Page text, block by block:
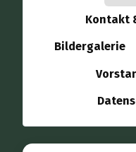
Kontakt
Bildergalerie